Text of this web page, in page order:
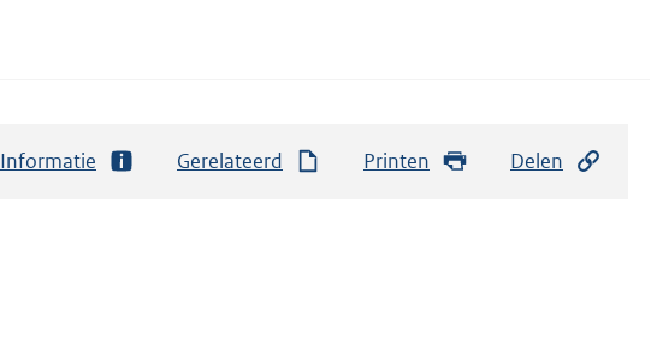
Informatie Gerelateerd Printen Delen